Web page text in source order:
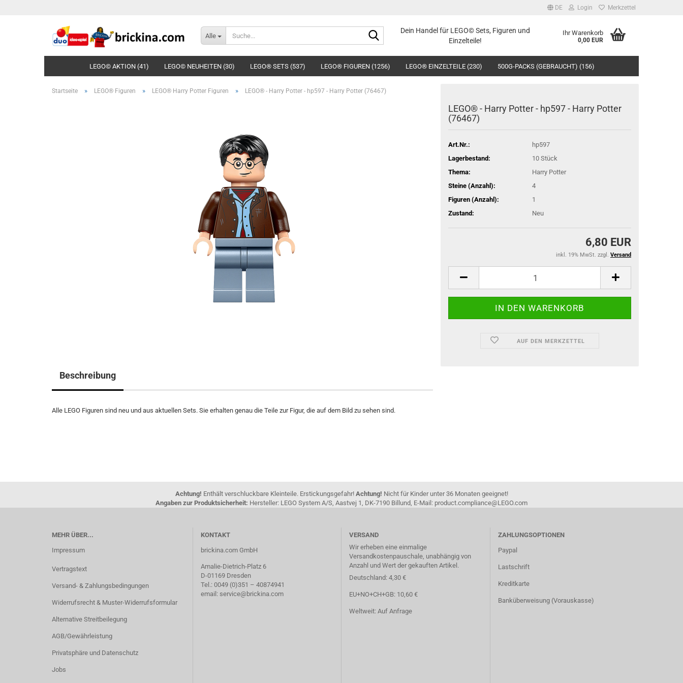
DE Login Merkzettel
Alle
Suche...Dein Handel für LEGO© Sets, Figuren und
Einzelteile!
Ihr Warenkorb
0,00 EUR
LEGO© AKTION (41) LEGO© NEUHEITEN (30) LEGO® SETS (537) LEGO® FIGUREN (1256) LEGO® EINZELTEILE (230) 500G-PACKS (GEBRAUCHT) (156)
Startseite » LEGO® Figuren » LEGO® Harry Potter Figuren » LEGO® - Harry Potter - hp597 - Harry Potter (76467)
LEGO® - Harry Potter - hp597 - Harry Potter
(76467)
Art.Nr.:
hp597
Lagerbestand:
10 Stück
Thema:
Harry Potter
Steine (Anzahl):
4
Figuren (Anzahl):
1
Zustand:
Neu
6,80 EUR
inkl. 19% MwSt. zzgl. Versand
AUF DEN MERKZETTEL
Beschreibung
Alle LEGO Figuren sind neu und aus aktuellen Sets. Sie erhalten genau die Teile zur Figur, die auf dem Bild zu sehen sind.
Achtung! Enthält verschluckbare Kleinteile. Erstickungsgefahr! Achtung! Nicht für Kinder unter 36 Monaten geeignet!
Angaben zur Produktsicherheit: Hersteller: LEGO System A/S, Aastvej 1, DK-7190 Billund, E-Mail: product.compliance@LEGO.com
MEHR ÜBER...
Impressum
Vertragstext
Versand- & Zahlungsbedingungen
Widerrufsrecht & Muster-Widerrufsformular
Alternative Streitbeilegung
AGB/Gewährleistung
Privatsphäre und Datenschutz
Jobs
KONTAKT
brickina.com GmbH
Amalie-Dietrich-Platz 6
D-01169 Dresden
Tel.: 0049 (0)351 – 40874941
email: service@brickina.com
VERSAND
Wir erheben eine einmalige
Versandkostenpauschale, unabhängig von
Anzahl und Wert der gekauften Artikel.
Deutschland: 4,30 €
EU+NO+CH+GB: 10,60 €
Weltweit: Auf Anfrage
ZAHLUNGSOPTIONEN
Paypal
Lastschrift
Kreditkarte
Banküberweisung (Vorauskasse)